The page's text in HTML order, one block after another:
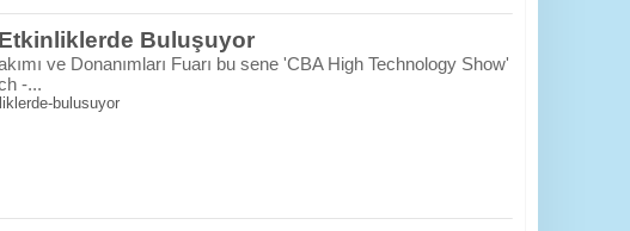
Buluşuyor
ve Donanımları Fuarı bu sene 'CBA High Technology Show'
-...
bulusuyor